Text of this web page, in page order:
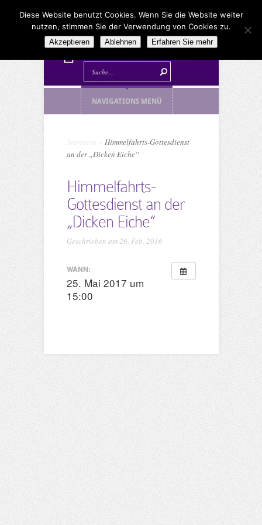
NAVIGATIONS MENÜ
Startseite
Himmelfahrts-Gottesdienst
an der „Dicken Eiche“
Himmelfahrts-
Gottesdienst an der
„Dicken Eiche“
Geschrieben am 26. Feb. 2016
WANN:
25. Mai 2017 um
15:00
Diese Website benutzt Cookies. Wenn Sie die Website weiter
nutzen, stimmen Sie der Verwendung von Cookies zu.
Akzeptieren Ablehnen Erfahren Sie mehr